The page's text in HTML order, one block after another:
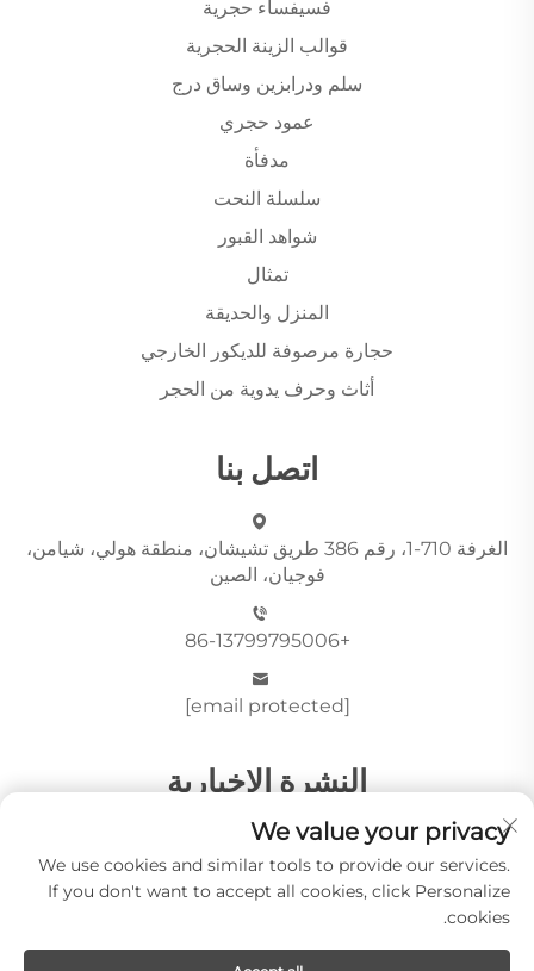
فسيفساء حجرية
قوالب الزينة الحجرية
سلم ودرابزين وساق درج
عمود حجري
مدفأة
سلسلة النحت
شواهد القبور
تمثال
المنزل والحديقة
حجارة مرصوفة للديكور الخارجي
أثاث وحرف يدوية من الحجر
اتصل بنا
الغرفة 710-1، رقم 386 طريق تشيشان، منطقة هولي، شيامن،
فوجيان، الصين
+86-13799795006
[email protected]
النشرة الإخبارية
أرسِل
We value your privacy
We use cookies and similar tools to provide our services.
If you don't want to accept all cookies, click Personalize
cookies.